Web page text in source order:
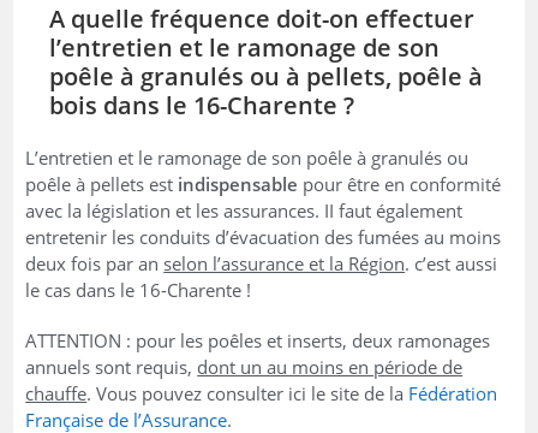
A quelle fréquence doit-on effectuer
l’entretien et le ramonage de son
poêle à granulés ou à pellets, poêle à
bois dans le 16-Charente ?
L’entretien et le ramonage de son poêle à granulés ou
poêle à pellets est indispensable pour être en conformité
avec la législation et les assurances. II faut également
entretenir les conduits d’évacuation des fumées au moins
deux fois par an selon l’assurance et la Région. c’est aussi
le cas dans le 16-Charente !
ATTENTION : pour les poêles et inserts, deux ramonages
annuels sont requis, dont un au moins en période de
chauffe. Vous pouvez consulter ici le site de la Fédération
Française de l’Assurance.